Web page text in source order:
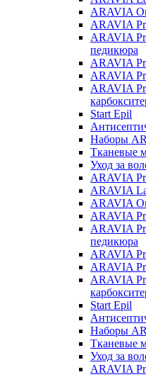
ARAVIA
ARAVIA
ARAVIA
педикюра
ARAVIA
ARAVIA
ARAVIA
Start Epil
Наборы
Тканевые
Уход за
ARAVIA
ARAVIA
ARAVIA
ARAVIA
ARAVIA
педикюра
ARAVIA
ARAVIA
ARAVIA
Start Epil
Наборы
Тканевые
Уход за
ARAVIA